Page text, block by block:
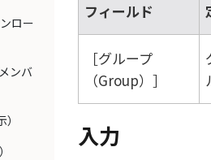
ロー
ンバ
フィールド
グループ
（Group）
入力